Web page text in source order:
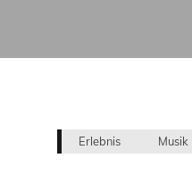
Erlebnis Musik